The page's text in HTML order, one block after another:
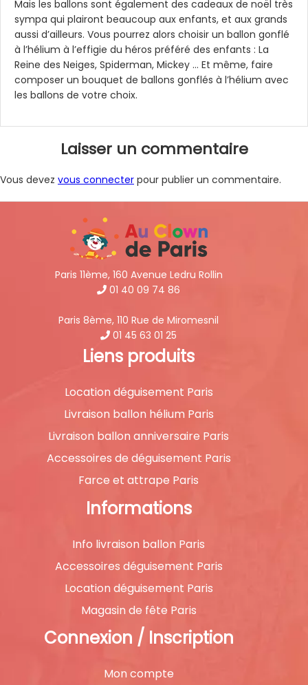
Mais les ballons sont également des cadeaux de noël très
sympa qui plairont beaucoup aux enfants, et aux grands
aussi d’ailleurs. Vous pourrez alors choisir un ballon gonflé
à l’hélium à l’effigie du héros préféré des enfants : La
Reine des Neiges, Spiderman, Mickey … Et même, faire
composer un bouquet de ballons gonflés à l’hélium avec
les ballons de votre choix.
Laisser un commentaire
Vous devez vous connecter pour publier un commentaire.
Paris 11ème, 160 Avenue Ledru Rollin
01 40 09 74 86
Paris 8ème, 110 Rue de Miromesnil
01 45 63 01 25
Liens produits
Location déguisement Paris
Livraison ballon hélium Paris
Livraison ballon anniversaire Paris
Accessoires de déguisement Paris
Farce et attrape Paris
Informations
Info livraison ballon Paris
Accessoires déguisement Paris
Location déguisement Paris
Magasin de fête Paris
Connexion / Inscription
Mon compte